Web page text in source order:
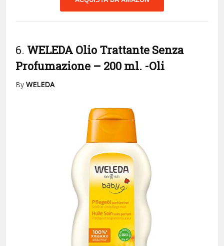
6. WELEDA Olio Trattante Senza
Profumazione – 200 ml. -Oli
ByWELEDA